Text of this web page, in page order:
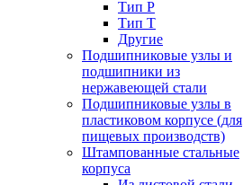
Тип P
Тип T
Другие
Подшипниковые узлы и
подшипники из
нержавеющей стали
Подшипниковые узлы в
пластиковом корпусе (для
пищевых производств)
Штампованные стальные
корпуса